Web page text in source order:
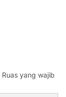
Ruas yang wajib